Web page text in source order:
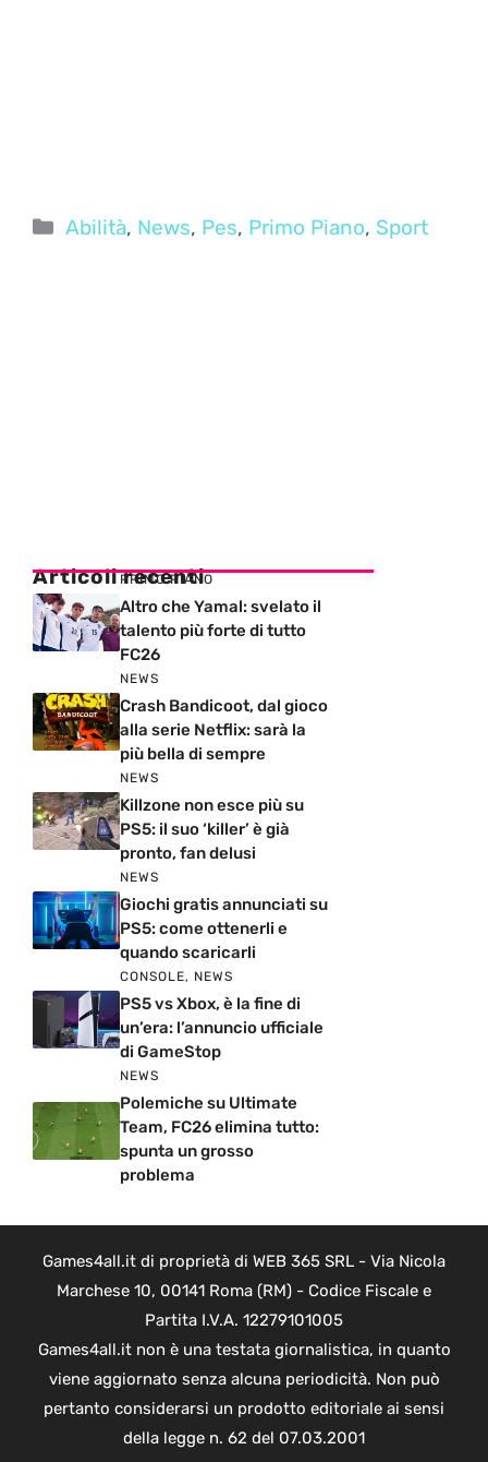
Categorie
Abilità, News, Pes, Primo Piano, Sport
Articoli recenti
PRIMO PIANO
Altro che Yamal: svelato il
talento più forte di tutto
FC26
NEWS
Crash Bandicoot, dal gioco
alla serie Netflix: sarà la
più bella di sempre
NEWS
Killzone non esce più su
PS5: il suo ‘killer’ è già
pronto, fan delusi
NEWS
Giochi gratis annunciati su
PS5: come ottenerli e
quando scaricarli
CONSOLE, NEWS
PS5 vs Xbox, è la fine di
un’era: l’annuncio ufficiale
di GameStop
NEWS
Polemiche su Ultimate
Team, FC26 elimina tutto:
spunta un grosso
problema
Games4all.it di proprietà di WEB 365 SRL - Via Nicola
Marchese 10, 00141 Roma (RM) - Codice Fiscale e
Partita I.V.A. 12279101005
Games4all.it non è una testata giornalistica, in quanto
viene aggiornato senza alcuna periodicità. Non può
pertanto considerarsi un prodotto editoriale ai sensi
della legge n. 62 del 07.03.2001